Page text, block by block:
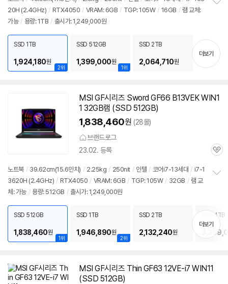
뷰
20H (2.4GHz) / RTX4050 / VRAM: 6GB / TGP: 105W / 16GB / 램 교체:
가능 / 용량: 1TB / 출시가: 1,249,000원
기
2위
SSD 1TB
1,924,180원
1위
SSD 512GB
1,399,000원
SSD 2TB
2,064,710원
더보기
MSI GF시리즈 Sword GF66 B13VEK WIN1
1 32GB램 (SSD 512GB)
1,838,460원 (28몰)
브랜드로그
23.02. 등록
관
노트북 / 39.62cm(15.6인치) / 2.25kg / 250nit / 인텔 / 코어i7-13세대 / i7-1
3620H (2.4GHz) / RTX4050 / VRAM: 6GB / TGP: 105W / 32GB / 램 교
체: 가능 / 용량: 512GB / 출시가: 1,249,000원
치
기
1위
SSD 512GB
1,838,460원
2위
SSD 1TB
1,946,890원
SSD 2TB
2,132,240원
SSD 4TB
더보기
MSI GF시리즈 Thin GF63 12VE-i7 WIN11
(SSD 512GB)